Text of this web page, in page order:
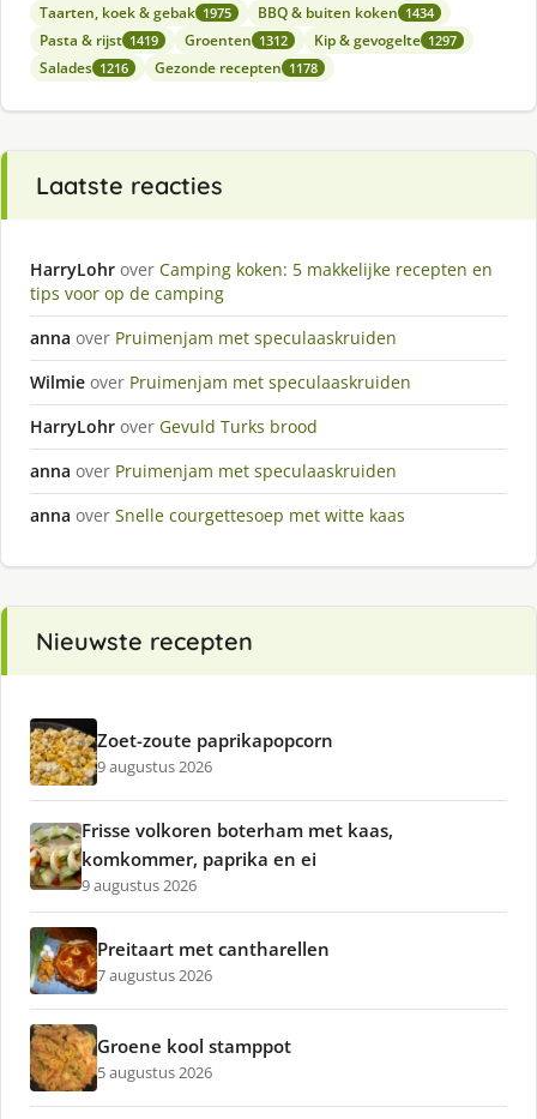
Taarten, koek & gebak 1975 BBQ & buiten koken 1434
Pasta & rijst 1419 Groenten 1312 Kip & gevogelte 1297
Salades 1216 Gezonde recepten 1178
Laatste reacties
HarryLohr over Camping koken: 5 makkelijke recepten en
tips voor op de camping
anna over Pruimenjam met speculaaskruiden
Wilmie over Pruimenjam met speculaaskruiden
HarryLohr over Gevuld Turks brood
anna over Pruimenjam met speculaaskruiden
anna over Snelle courgettesoep met witte kaas
Nieuwste recepten
Zoet-zoute paprikapopcorn
9 augustus 2026
Frisse volkoren boterham met kaas,
komkommer, paprika en ei
9 augustus 2026
Preitaart met cantharellen
7 augustus 2026
Groene kool stamppot
5 augustus 2026